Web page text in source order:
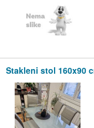
Stakleni stol 160x90